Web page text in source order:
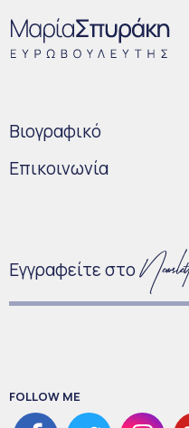
Bιογραφικό
Επικοινωνία
Εγγραφείτε στο
FOLLOW ME